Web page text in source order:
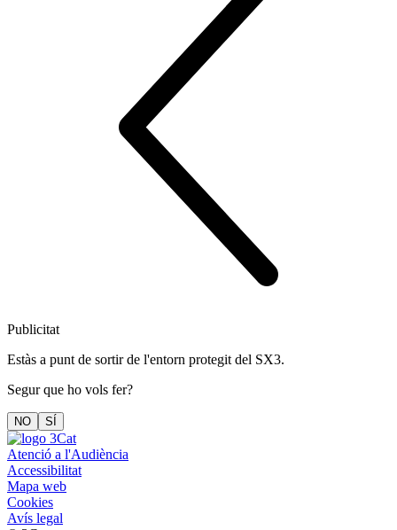
Publicitat
Estàs a punt de sortir de l'entorn protegit del SX3.
Segur que ho vols fer?
NO SÍ
Atenció a l'Audiència
Accessibilitat
Mapa web
Cookies
Avís legal